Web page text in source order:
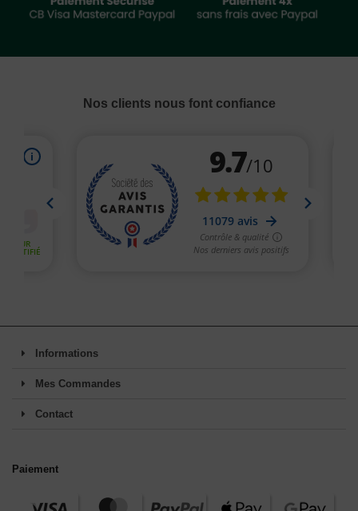
Nos clients nous font confiance
Informations
Mes Commandes
Contact
Paiement